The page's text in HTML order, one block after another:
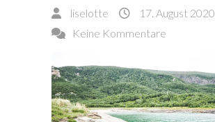
liselotte
17. August 2020
Keine Kommentare